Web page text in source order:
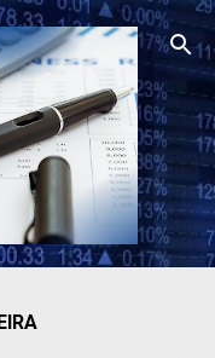
principal